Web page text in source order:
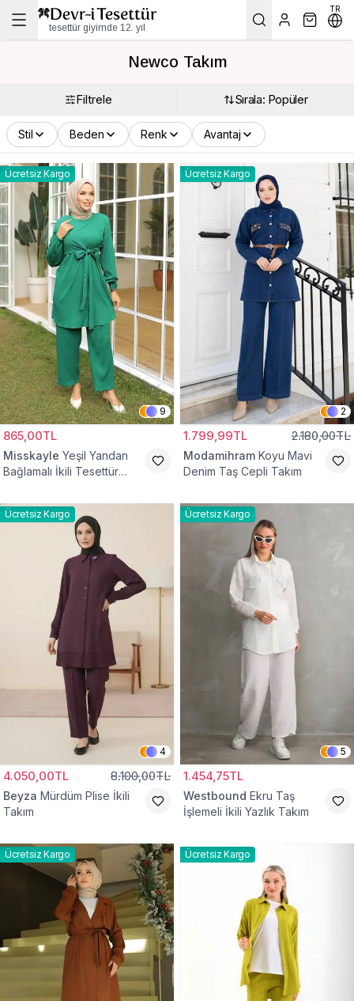
tesettür giyimde 12. yıl
TR
Newco Takım
Filtrele Sırala: Popüler
Stil Beden Renk Avantaj
Ücretsiz Kargo
9
865,00TL
Misskayle Yeşil Yandan
Bağlamalı İkili Tesettür
Ücretsiz Kargo
2
1.799,99TL 2.180,00TL
Modamihram Koyu Mavi
Denim Taş Cepli Takım
Ücretsiz Kargo
4
4.050,00TL 8.100,00TL
Beyza Mürdüm Plise İkili
Takım
Ücretsiz Kargo
5
1.454,75TL
Westbound Ekru Taş
İşlemeli İkili Yazlık Takım
Ücretsiz Kargo Ücretsiz Kargo